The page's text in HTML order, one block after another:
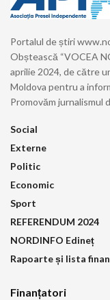
Portalul de știri
Obștească “VOCEA
aprilie 2024, de către
Moldova pentru a
Promovăm jurnalismul
Social
Externe
Politic
Economic
Sport
REFERENDUM 2024
NORDINFO Edineț
Rapoarte și lista
Finanțatori